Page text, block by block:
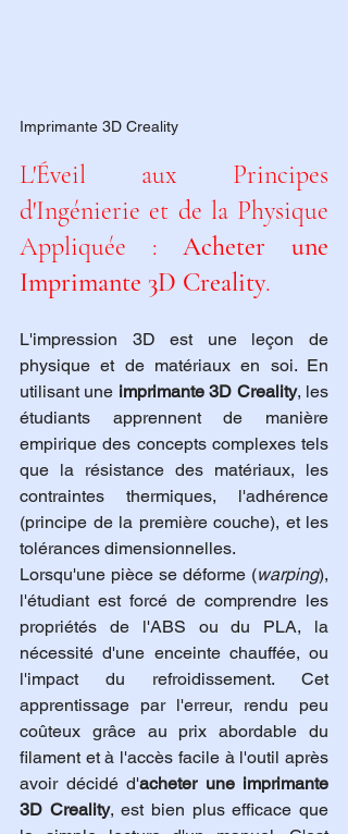
Imprimante 3D Creality
L'Éveil aux Principes
d'Ingénierie et de la Physique
Appliquée : Acheter une
Imprimante 3D Creality.
L'impression 3D est une leçon de
physique et de matériaux en soi. En
utilisant une imprimante 3D Creality, les
étudiants apprennent de manière
empirique des concepts complexes tels
que la résistance des matériaux, les
contraintes thermiques, l'adhérence
(principe de la première couche), et les
tolérances dimensionnelles.
Lorsqu'une pièce se déforme (warping),
l'étudiant est forcé de comprendre les
propriétés de l'ABS ou du PLA, la
nécessité d'une enceinte chauffée, ou
l'impact du refroidissement. Cet
apprentissage par l'erreur, rendu peu
coûteux grâce au prix abordable du
filament et à l'accès facile à l'outil après
avoir décidé d'acheter une imprimante
3D Creality, est bien plus efficace que